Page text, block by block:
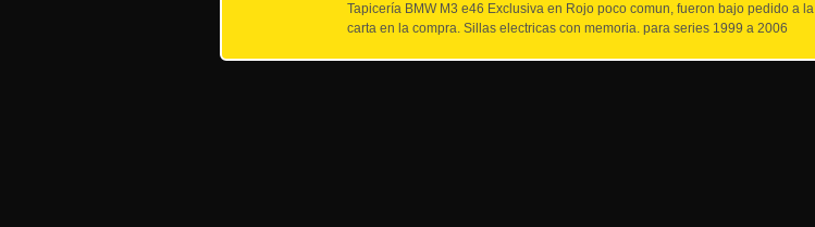
Tapicería BMW M3 e46 Exclusiva en Rojo poco comun, fueron bajo pedido a la
carta en la compra. Sillas electricas con memoria. para series 1999 a 2006